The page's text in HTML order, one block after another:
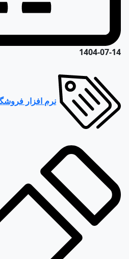
1404-07-14
نرم افزار